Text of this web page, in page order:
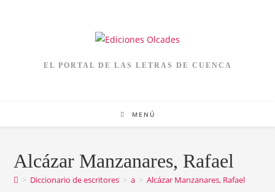
EL PORTAL DE LAS LETRAS DE CUENCA
MENÚ
Alcázar Manzanares, Rafael
> Diccionario de escritores > a > Alcázar Manzanares, Rafael